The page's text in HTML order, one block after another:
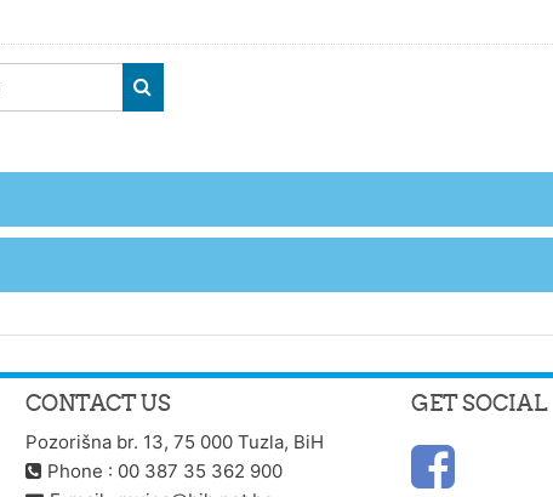
PRETRAŽI KURSEVE
CONTACT US
Pozorišna br. 13, 75 000 Tuzla, BiH
Phone : 00 387 35 362 900
GET SOCIAL